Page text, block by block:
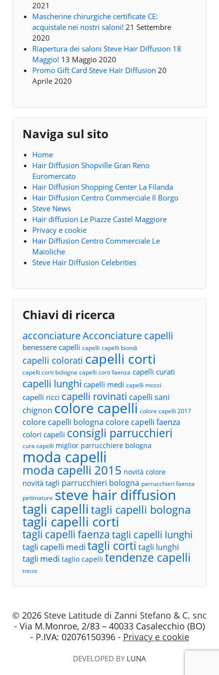
2021
Mascherine chirurgiche certificate CE:
acquistale nei nostri saloni! 21 Settembre
2020
Riapertura dei saloni Steve Hair Diffusion 18
Maggio! 13 Maggio 2020
Promo Gift Card Steve Hair Diffusion 20
Aprile 2020
Naviga sul sito
Home
Hair Diffusion Shopville Gran Reno
Euromercato
Hair Diffusion Shopping Center La Filanda
Hair Diffusion Centro Commerciale Il Borgo
Steve News
Hair diffusion Le Piazze Castel Maggiore
Privacy e cookie
Hair Diffusion Centro Commerciale Le
Maioliche
Steve Hair Diffusion Celebrities
Chiavi di ricerca
acconciatureAcconciature capelli
benessere capelli capelli capelli biondi
capelli colorati capelli corti
capelli corti bologna capelli corti faenza capelli curati
capelli lunghi capelli medi capelli mossi
capelli ricci capelli rovinati capelli sani
chignon colore capelli colore capelli 2017
colore capelli bologna colore capelli faenza
colori capelli consigli parrucchieri
cura capelli miglior parrucchiere bologna
moda capelli
moda capelli 2015 novità colore
novità tagli parrucchieri bologna parrucchieri faenza
pettinature steve hair diffusion
tagli capelli tagli capelli bologna
tagli capelli corti
tagli capelli faenza tagli capelli lunghi
tagli capelli medi tagli corti tagli lunghi
tagli medi taglio capelli tendenze capelli
trecce
© 2026 Steve Latitude di Zanni Stefano & C. snc
- Via M.Monroe, 2/83 – 40033 Casalecchio (BO)
- P.IVA: 02076150396 - Privacy e cookie
DEVELOPED BY LUNA